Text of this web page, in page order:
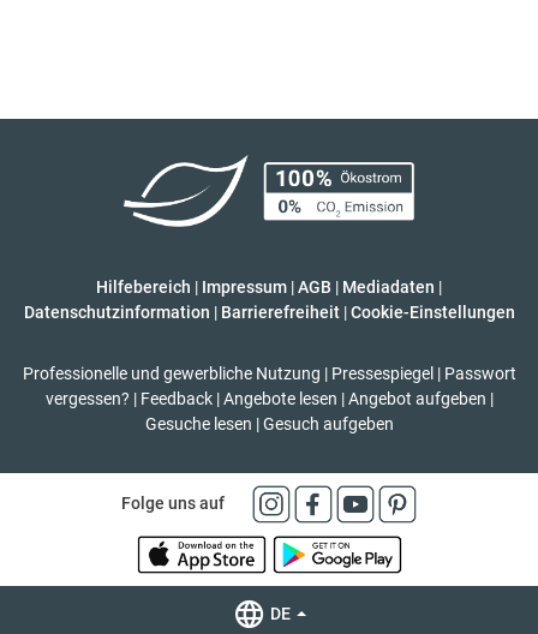
Hilfebereich | Impressum |AGB | Mediadaten |
Datenschutzinformation | Barrierefreiheit | Cookie-Einstellungen
Professionelle und gewerbliche Nutzung | Pressespiegel | Passwort
vergessen? | Feedback | Angebote lesen | Angebot aufgeben |
Gesuche lesen | Gesuch aufgeben
Folge uns auf
DE